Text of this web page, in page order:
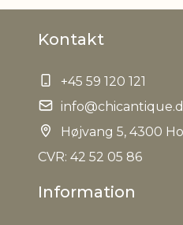
EAN
Tariffnumber
Bruttovægt
Kontakt
+45 59 120 121
Højvang 5, 4300
CVR: 42 52 05 86
Information